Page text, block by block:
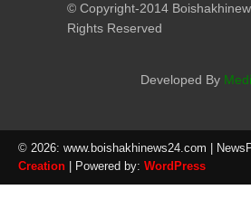
© Copyright-2014
Rights Reserved
Developed By
© 2026: www.boishakhinews24.com |
Creation | Powered by: WordPress